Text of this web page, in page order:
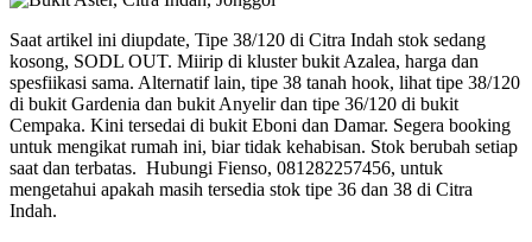
Saat artikel ini diupdate, Tipe 38/120 di Citra Indah stok sedang
kosong, SODL OUT. Miirip di kluster bukit Azalea, harga dan
spesfiikasi sama. Alternatif lain, tipe 38 tanah hook, lihat tipe 38/120
di bukit Gardenia dan bukit Anyelir dan tipe 36/120 di bukit
Cempaka. Kini tersedai di bukit Eboni dan Damar. Segera booking
untuk mengikat rumah ini, biar tidak kehabisan. Stok berubah setiap
saat dan terbatas. Hubungi Fienso, 081282257456, untuk
mengetahui apakah masih tersedia stok tipe 36 dan 38 di Citra
Indah.